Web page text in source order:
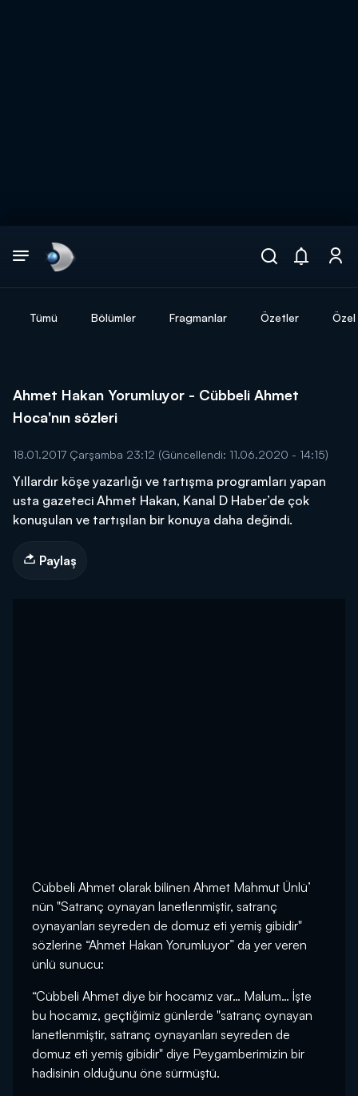
Tümü Bölümler Fragmanlar Özetler
Ahmet Hakan Yorumluyor - Cübbeli Ahmet
Hoca'nın sözleri
18.01.2017 Çarşamba 23:12 (Güncellendi: 11.06.2020 - 14:15)
Yıllardır köşe yazarlığı ve tartışma programları yapan
usta gazeteci Ahmet Hakan, Kanal D Haber’de çok
konuşulan ve tartışılan bir konuya daha değindi.
Paylaş
Cübbeli Ahmet olarak bilinen Ahmet Mahmut Ünlü’
nün "Satranç oynayan lanetlenmiştir, satranç
oynayanları seyreden de domuz eti yemiş gibidir"
sözlerine “Ahmet Hakan Yorumluyor” da yer veren
ünlü sunucu:
“Cübbeli Ahmet diye bir hocamız var… Malum… İşte
bu hocamız, geçtiğimiz günlerde "satranç oynayan
lanetlenmiştir, satranç oynayanları seyreden de
domuz eti yemiş gibidir" diye Peygamberimizin bir
hadisinin olduğunu öne sürmüştü.